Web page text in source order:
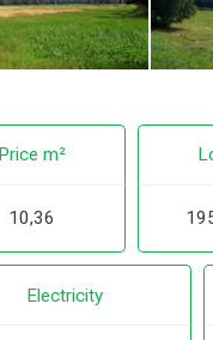
Price m²
10,36
Electricity